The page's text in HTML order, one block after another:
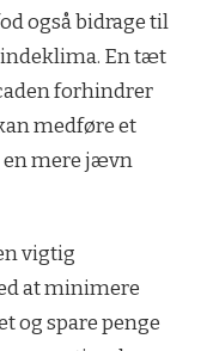
også bidrage til
En tæt
forhindrer
medføre et
en mere jævn
vigtig
at minimere
og spare penge